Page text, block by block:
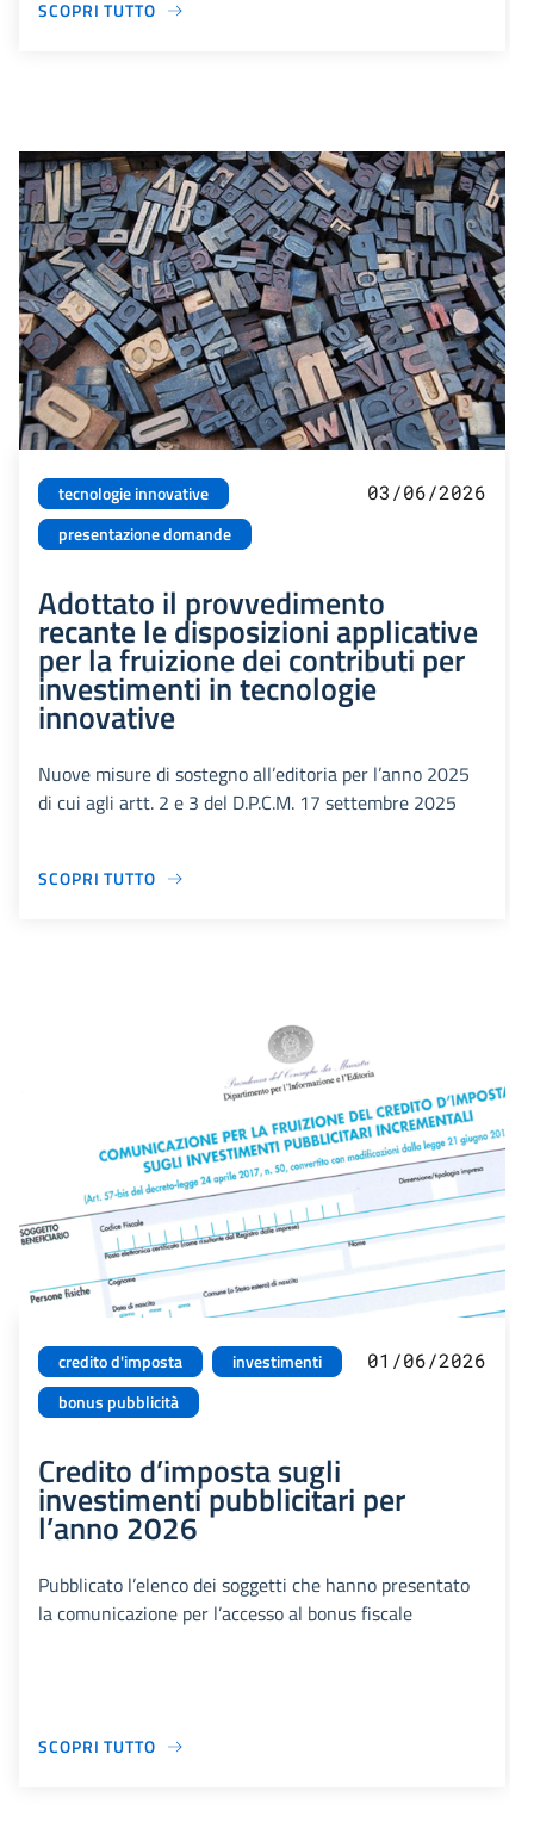
SCOPRI TUTTO
tecnologie innovative
presentazione domande
03/06/2026
Adottato il provvedimento
recante le disposizioni applicative
per la fruizione dei contributi per
investimenti in tecnologie
innovative
Nuove misure di sostegno all’editoria per l’anno 2025
di cui agli artt. 2 e 3 del D.P.C.M. 17 settembre 2025
SCOPRI TUTTO
credito d'imposta
investimenti
bonus pubblicità
01/06/2026
Credito d’imposta sugli
investimenti pubblicitari per
l’anno 2026
Pubblicato l’elenco dei soggetti che hanno presentato
la comunicazione per l’accesso al bonus fiscale
SCOPRI TUTTO